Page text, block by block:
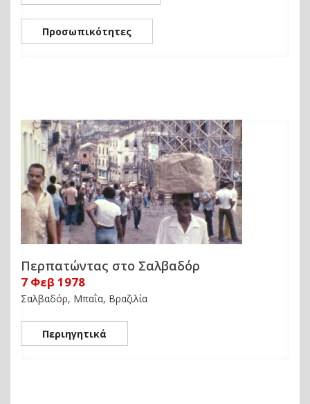
Προσωπικότητες
Περπατώντας στο Σαλβαδόρ
7 Φεβ 1978
Σαλβαδόρ, Μπαΐα, Βραζιλία
Περιηγητικά